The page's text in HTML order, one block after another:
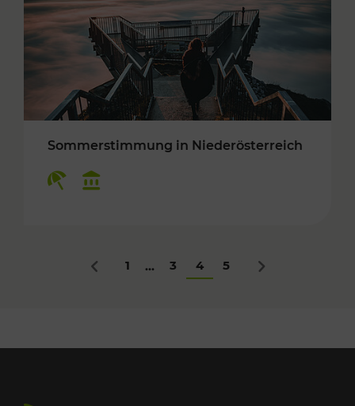
Sommerstimmung in Niederösterreich
Zurück
1 ... 3 4 5 Nächstes